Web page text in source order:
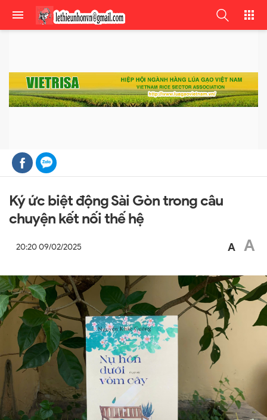
Ký ức biệt động Sài Gòn trong câu
chuyện kết nối thế hệ
20:20 09/02/2025 A A